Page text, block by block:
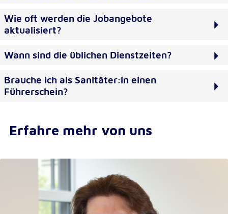
Wie oft werden die Jobangebote
aktualisiert?
Wann sind die üblichen Dienstzeiten?
Brauche ich als Sanitäter:in einen
Führerschein?
Erfahre mehr von uns